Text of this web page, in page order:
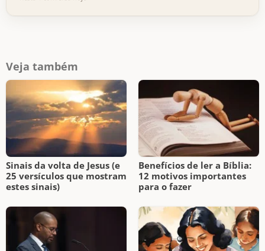
Veja também
Sinais da volta de Jesus (e
25 versículos que mostram
estes sinais)
Benefícios de ler a Bíblia:
12 motivos importantes
para o fazer